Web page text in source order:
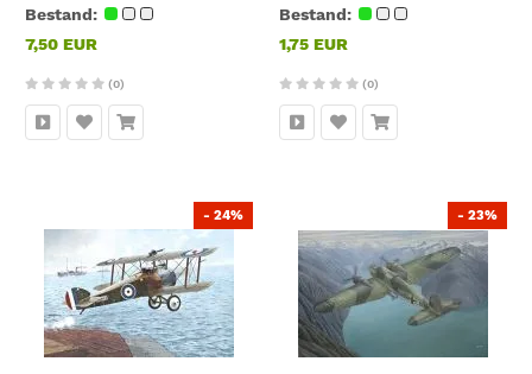
Bestand:
7,50 EUR
(0)
Bestand:
1,75 EUR
(0)
- 24% - 23%